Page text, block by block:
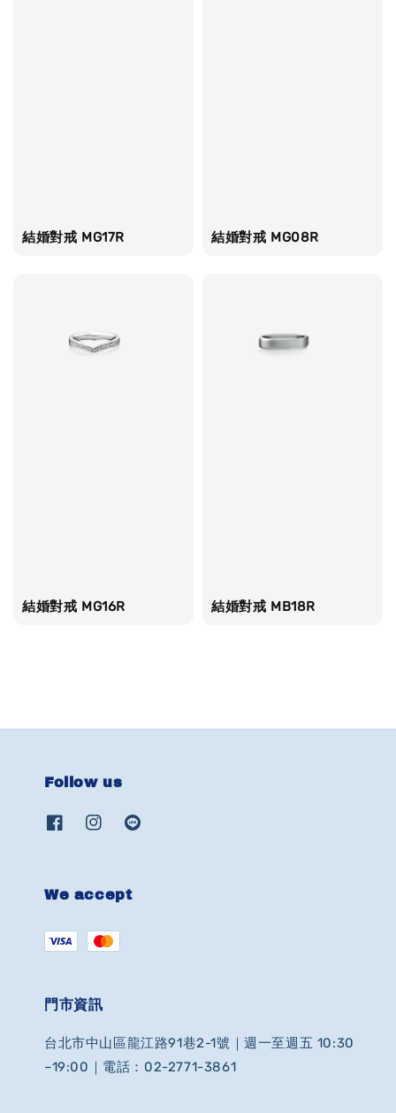
結婚對戒 MG17R 結婚對戒 MG08R
結婚對戒 MG16R 結婚對戒 MB18R
Follow us
We accept
門市資訊
台北市中山區龍江路91巷2-1號｜週一至週五 10:30
–19:00｜電話：02-2771-3861